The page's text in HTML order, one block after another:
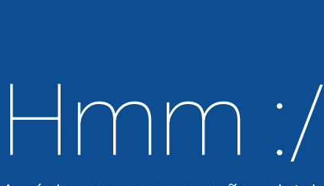
Hmm :/